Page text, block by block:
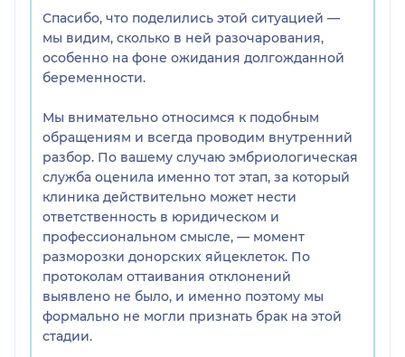
был на 4 день, а не на 5. Мы с врачом, решили не
рисковать, такими не живучими донорскими
яйцеклетками.
Беременность переносила тяжело, после родов
было не до этого, т.к. на руках появился малыш и
лежачая мама одновременно, поэтому не подала
в суд. Переговоры ни к чему не привели,
постоянно выдавали новое контактное лицо
(административного персонала больше, чем
врачей).
Куратор Ильина Яна вежливая и старалась
решить проблему, но она не принимает решения.
Рылин М.Ю. отказал в телефонном разговоре.
Заведующий эмбриологией клиники сделал
заключение, что ничего критического по
оттаивании нет, а за культивирование они
ответственности не несут. Ильин К.А.
руководитель эмбриолголии, Администратор
Спасибо, что поделились этой ситуацией —
мы видим, сколько в ней разочарования,
особенно на фоне ожидания долгожданной
беременности.
Мы внимательно относимся к подобным
обращениям и всегда проводим внутренний
разбор. По вашему случаю эмбриологическая
служба оценила именно тот этап, за который
клиника действительно может нести
ответственность в юридическом и
профессиональном смысле, — момент
разморозки донорских яйцеклеток. По
протоколам оттаивания отклонений
выявлено не было, и именно поэтому мы
формально не могли признать брак на этой
стадии.